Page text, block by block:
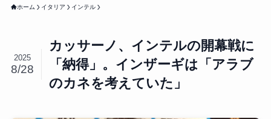
ホーム イタリア インテル
カッサーノ、インテルの開幕戦に
「納得」。インザーギは「アラブ
のカネを考えていた」
2025
8/28